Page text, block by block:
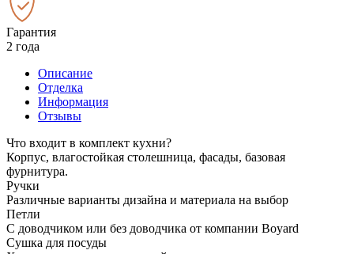
Гарантия
2 года
Описание
Отделка
Информация
Отзывы
Что входит в комплект кухни?
Корпус, влагостойкая столешница, фасады, базовая
фурнитура.
Ручки
Различные варианты дизайна и материала на выбор
Петли
С доводчиком или без доводчика от компании Boyard
Сушка для посуды